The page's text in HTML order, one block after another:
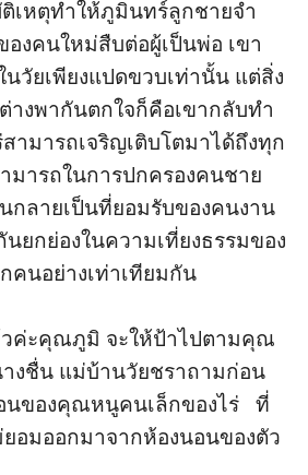
เหตุทำให้ภูมินทร์ลูกชายจำ
องคนใหม่สืบต่อผู้เป็นพ่อ เขา
นวัยเพียงแปดขวบเท่านั้น แต่สิ่ง
างพากันตกใจก็คือเขากลับทำ
ามารถเจริญเติบโตมาได้ถึงทุก
มารถในการปกครองคนชาย
ลายเป็นที่ยอมรับของคนงาน
ยกย่องในความเที่ยงธรรมของ
คนอย่างเท่าเทียมกัน
คุณภูมิ จะให้ป้าไปตามคุณ
างชื่น แม่บ้านวัยชราถามก่อน
ของคุณหนูคนเล็กของไร่   ที่
อมออกมาจากห้องนอนของตัว